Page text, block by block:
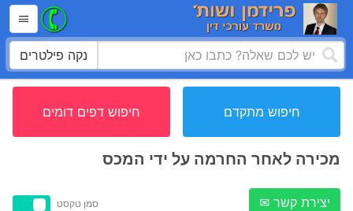
נקה פילטרים
חיפוש מתקדם חיפוש דפים דומים
מכירה לאחר החרמה על ידי המכס
יצירת קשר ✉ סמן טקסט